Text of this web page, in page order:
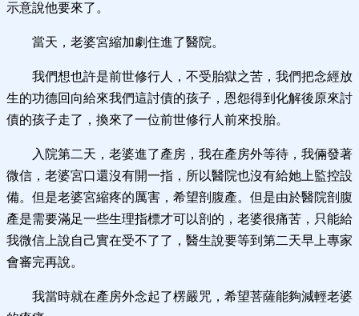
示意說他要來了。
當天，老婆宮縮加劇住進了醫院。
我們想也許是前世修行人，不受胎獄之苦，我們把念經放
生的功德回向給來我們這討債的孩子，恩怨得到化解後原來討
債的孩子走了，換來了一位前世修行人前來投胎。
入院第二天，老婆進了產房，我在產房外等待，我倆發著
微信，老婆宮口還沒有開一指，所以醫院也沒有給她上監控設
備。但是老婆宮縮疼的厲害，希望剖腹產。但是由於醫院剖腹
產是需要滿足一些生理指標才可以剖的，老婆很痛苦，只能給
我微信上說自己實在受不了了，醫生說要等到第二天早上專家
會審完再說。
我當時就在產房外念起了楞嚴咒，希望菩薩能夠減輕老婆